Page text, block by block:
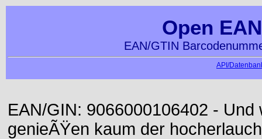
Open
EAN/GTIN
API/
EAN/GIN: 9066000106402 -
genieÃŸen kaum der